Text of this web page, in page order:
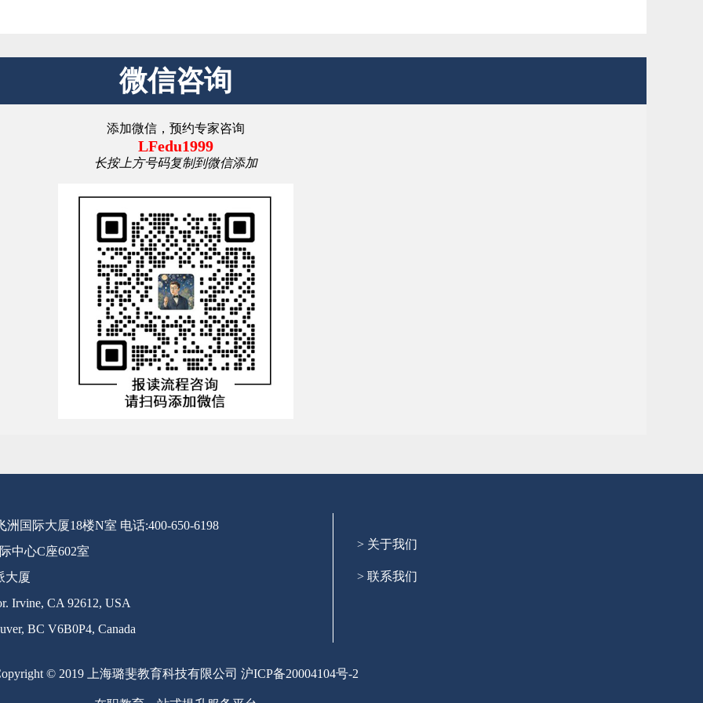
微信咨询
添加微信，预约专家咨询
LFedu1999
长按上方号码复制到微信添加
洲国际大厦18楼N室 电话:400-650-6198
中心C座602室
大厦
Irvine, CA 92612, USA
BC V6B0P4, Canada
> 关于我们
> 联系我们
© 2019 上海璐斐教育科技有限公司 沪ICP备20004104号-2